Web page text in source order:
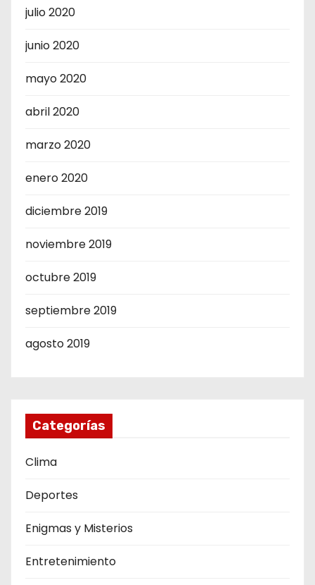
julio 2020
junio 2020
mayo 2020
abril 2020
marzo 2020
enero 2020
diciembre 2019
noviembre 2019
octubre 2019
septiembre 2019
agosto 2019
Categorías
Clima
Deportes
Enigmas y Misterios
Entretenimiento